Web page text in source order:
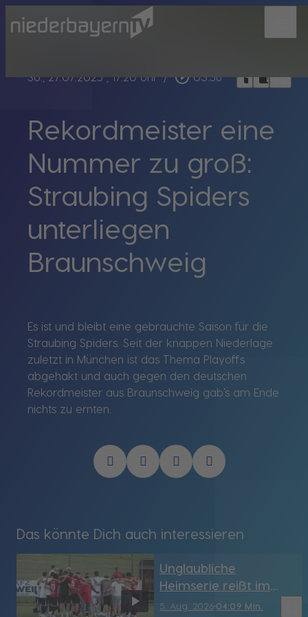
So., 27.07.2025, 17:20 Uhr / play_circle_outline 03:56 headphoneschrome_reader_modebookmark_border
Rekordmeister eine
Nummer zu groß:
Straubing Spiders
unterliegen
Braunschweig
Es ist und bleibt eine gebrauchte Saison für die
Straubing Spiders. Seit der knappen Niederlage
zuletzt in München ist das Thema Playoffs
abgehakt und auch gegen den deutschen
Rekordmeister aus Braunschweig gab’s am Ende
nichts zu ernten.
Das könnte Dich auch interessieren
5. Aug. 202604:09 Min.
Unglaubliche
Heimserie reißt im
Derby: SV Grainet